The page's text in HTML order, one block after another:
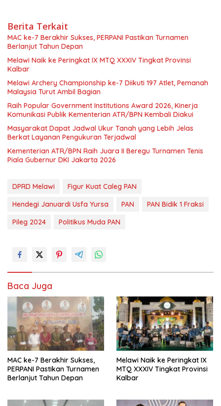
Berita Terkait
MAC ke-7 Berakhir Sukses, PERPANI Pastikan Turnamen
Berlanjut Tahun Depan
Melawi Naik ke Peringkat IX MTQ XXXIV Tingkat Provinsi
Kalbar
Melawi Archery Championship ke-7 Diikuti 197 Atlet, Pemanah
Malaysia Turut Ambil Bagian
Raih Popular Government Institutions Award 2026, Kinerja
Komunikasi Publik Kementerian ATR/BPN Kembali Diakui
Masyarakat Dapat Jadwal Ukur Tanah yang Lebih Jelas
Berkat Layanan Pengukuran Terjadwal
Kementerian ATR/BPN Raih Juara II Beregu Turnamen Tenis
Piala Gubernur DKI Jakarta 2026
DPRD Melawi
Figur Kuat Caleg PAN
Hendegi Januardi Usfa Yursa
PAN
PAN Bidik 1 Fraksi
Pileg 2024
Politikus Muda PAN
Baca Juga
MAC ke-7 Berakhir Sukses,
PERPANI Pastikan Turnamen
Berlanjut Tahun Depan
Melawi Naik ke Peringkat IX
MTQ XXXIV Tingkat Provinsi
Kalbar